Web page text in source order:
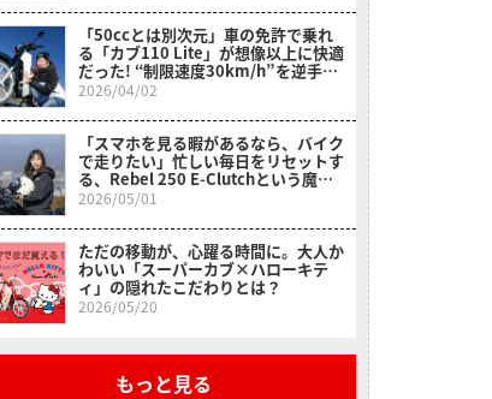
「50ccとは別次元」車の免許で乗れ
る「カブ110 Lite」が想像以上に快適
だった! “制限速度30km/h”を逆手に
取った贅沢な走り【岡崎静夏試乗レビ
ュー】
2026/04/02
「スマホを見る暇があるなら、バイク
で走りたい」忙しい毎日をリセットす
る、Rebel 250 E-Clutchという魔法
【初心者ママライダーの実体験】
2026/05/01
ただの移動が、心躍る時間に。大人か
わいい「スーパーカブ×ハローキテ
ィ」の隠れたこだわりとは？
2026/05/20
もっと見る